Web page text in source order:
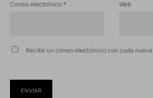
Correo electrónico * Web
Recibir un correo electrónico con cada